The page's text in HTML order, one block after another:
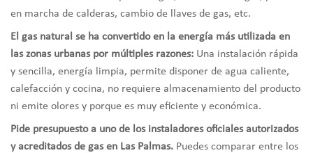
en marcha de calderas, cambio de llaves de gas, etc.
El gas natural se ha convertido en la energía más utilizada en
las zonas urbanas por múltiples razones: Una instalación rápida
y sencilla, energía limpia, permite disponer de agua caliente,
calefacción y cocina, no requiere almacenamiento del producto
ni emite olores y porque es muy eficiente y económica.
Pide presupuesto a uno de los instaladores oficiales autorizados
y acreditados de gas en Las Palmas. Puedes comparar entre los